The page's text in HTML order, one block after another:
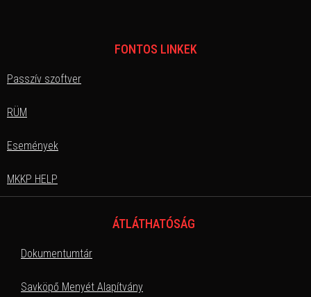
FONTOS LINKEK
Passzív szoftver
RÜM
Események
MKKP HELP
ÁTLÁTHATÓSÁG
Dokumentumtár
Savköpő Menyét Alapítvány